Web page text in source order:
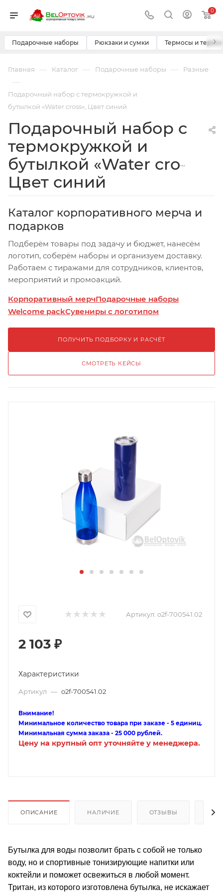
0
Подарочные наборы Рюкзаки и сумки Термосы и ›
Главная — Каталог — Подарочные наборы — Разные
—
Подарочный набор с термокружкой и
бутылкой «Water cross», Цвет синий
Подарочный набор с
термокружкой и
бутылкой «Water cross»,
Цвет синий
Каталог корпоративного мерча и
подарков
Подберём товары под задачу и бюджет, нанесём
логотип, соберём наборы и организуем доставку.
Работаем с тиражами для сотрудников, клиентов,
мероприятий и промоакций.
Корпоративный мерчПодарочные наборы
Welcome packСувениры с логотипом
ПОЛУЧИТЬ ПОДБОРКУ И РАСЧЁТ
СМОТРЕТЬ КЕЙСЫ
Артикул: o2f-700541.02
2 103 ₽
Характеристики
Артикул — o2f-700541.02
Внимание!
Минимальное количество товара при заказе - 5 единиц.
Минимальная сумма заказа - 25 000 рублей.
Цену на крупный опт уточняйте у менеджера.
ОПИСАНИЕ НАЛИЧИЕ ОТЗЫВЫ
Бутылка для воды позволит брать с собой не только
воду, но и спортивные тонизирующие напитки или
коктейли и поможет освежиться в любой момент.
Тритан, из которого изготовлена бутылка, не искажает